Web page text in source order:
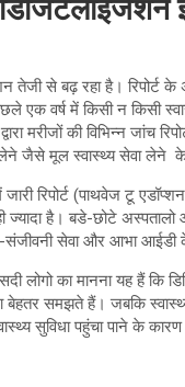
से बढ़ रहा है। रिपोर्ट
एक वर्ष में किसी न किसी
की विभिन्न जांच
लेने जैसे मूल स्वास्थ्य सेवा
रिपोर्ट (पाथवेज टू
ज्यादा है। बडे-छोटे
संजीवनी सेवा और आभा
लोगो का मानना यह हैं कि
बेहतर समझते हैं। जबकि
सुविधा पहुंचा पाने के